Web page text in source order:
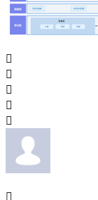





